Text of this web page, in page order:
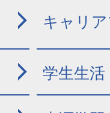
キャリ
学生生活